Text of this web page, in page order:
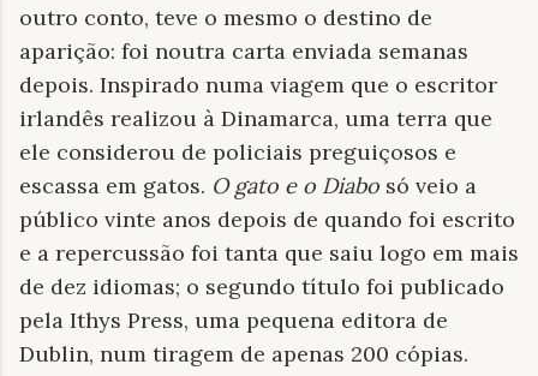
outro conto, teve o mesmo o destino de
aparição: foi noutra carta enviada semanas
depois. Inspirado numa viagem que o escritor
irlandês realizou à Dinamarca, uma terra que
ele considerou de policiais preguiçosos e
escassa em gatos. O gato e o Diabo só veio a
público vinte anos depois de quando foi escrito
e a repercussão foi tanta que saiu logo em mais
de dez idiomas; o segundo título foi publicado
pela Ithys Press, uma pequena editora de
Dublin, num tiragem de apenas 200 cópias.